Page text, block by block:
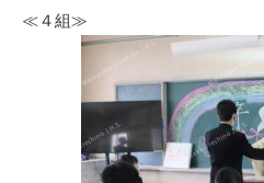
≪４組≫